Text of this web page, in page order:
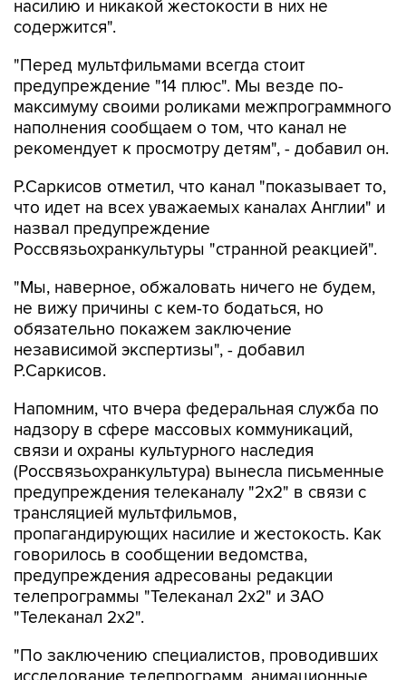
насилию и никакой жестокости в них не
содержится".
"Перед мультфильмами всегда стоит
предупреждение "14 плюс". Мы везде по-
максимуму своими роликами межпрограммного
наполнения сообщаем о том, что канал не
рекомендует к просмотру детям", - добавил он.
Р.Саркисов отметил, что канал "показывает то,
что идет на всех уважаемых каналах Англии" и
назвал предупреждение
Россвязьохранкультуры "странной реакцией".
"Мы, наверное, обжаловать ничего не будем,
не вижу причины с кем-то бодаться, но
обязательно покажем заключение
независимой экспертизы", - добавил
Р.Саркисов.
Напомним, что вчера федеральная служба по
надзору в сфере массовых коммуникаций,
связи и охраны культурного наследия
(Россвязьохранкультура) вынесла письменные
предупреждения телеканалу "2х2" в связи с
трансляцией мультфильмов,
пропагандирующих насилие и жестокость. Как
говорилось в сообщении ведомства,
предупреждения адресованы редакции
телепрограммы "Телеканал 2х2" и ЗАО
"Телеканал 2х2".
"По заключению специалистов, проводивших